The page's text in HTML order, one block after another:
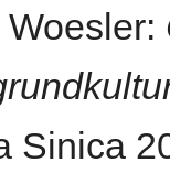
Sinica